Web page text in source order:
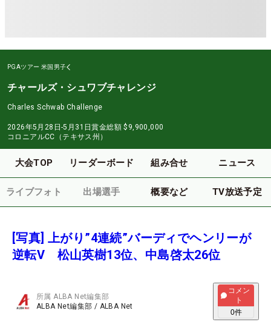
PGAツアー 米国男子
チャールズ・シュワブチャレンジ
Charles Schwab Challenge
2026年5月28日-5月31日賞金総額 $9,900,000
コロニアルCC（テキサス州）
大会TOP リーダーボード 組み合せ ニュース
ライブフォト 出場選手 概要など TV放送予定
[写真] 上がり”4連続”バーディでヘンリーが
逆転V 松山英樹13位、中島啓太26位
所属ALBA Net編集部
ALBA Net編集部 / ALBA Net
コメン
ト
0件